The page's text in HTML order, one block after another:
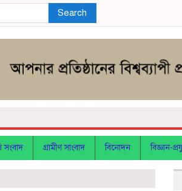
Search
সংবাদ গ্রামীণ সাংবাদ বিনোদন বিজ্ঞান-